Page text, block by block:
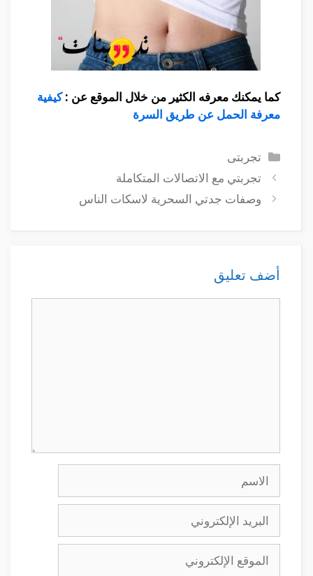
كما يمكنك معرفه الكثير من خلال الموقع عن :كيفية
معرفة الحمل عن طريق السرة
التصنيفات
تجربتى
تجربتي مع الاتصالات المتكاملة
وصفات جدتي السحرية لاسكات الناس
أضف تعليق
الاسم
البريد
الإلكتروني
الموقع
الإلكتروني